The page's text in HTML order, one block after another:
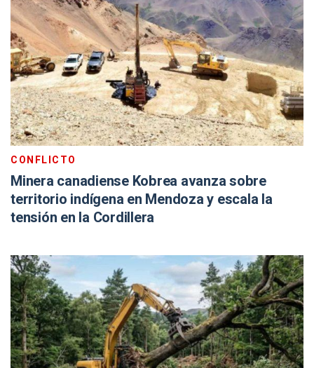
CONFLICTO
Minera canadiense Kobrea avanza sobre
territorio indígena en Mendoza y escala la
tensión en la Cordillera